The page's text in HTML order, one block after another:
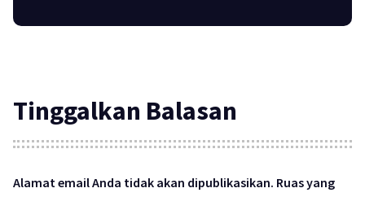
Tinggalkan Balasan
Alamat email Anda tidak akan dipublikasikan. Ruas yang